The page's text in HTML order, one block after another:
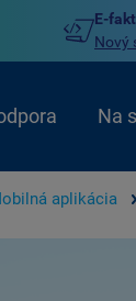
E-
Nový
Na
aplikácia